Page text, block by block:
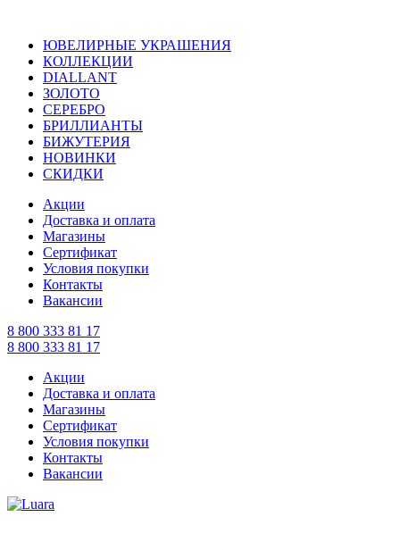
ЮВЕЛИРНЫЕ УКРАШЕНИЯ
КОЛЛЕКЦИИ
DIALLANT
ЗОЛОТО
СЕРЕБРО
БРИЛЛИАНТЫ
БИЖУТЕРИЯ
НОВИНКИ
СКИДКИ
Акции
Доставка и оплата
Магазины
Сертификат
Условия покупки
Контакты
Вакансии
8 800 333 81 17
8 800 333 81 17
Акции
Доставка и оплата
Магазины
Сертификат
Условия покупки
Контакты
Вакансии